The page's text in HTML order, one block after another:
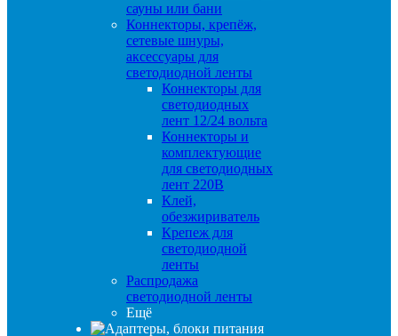
сауны или бани
Коннекторы, крепёж,
сетевые шнуры,
аксессуары для
светодиодной ленты
Коннекторы для
светодиодных
лент 12/24 вольта
Коннекторы и
комплектующие
для светодиодных
лент 220В
Клей,
обезжириватель
Крепеж для
светодиодной
ленты
Распродажа
светодиодной ленты
Ещё